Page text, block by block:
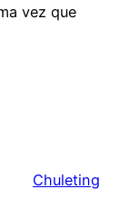
vez que
Chuleting